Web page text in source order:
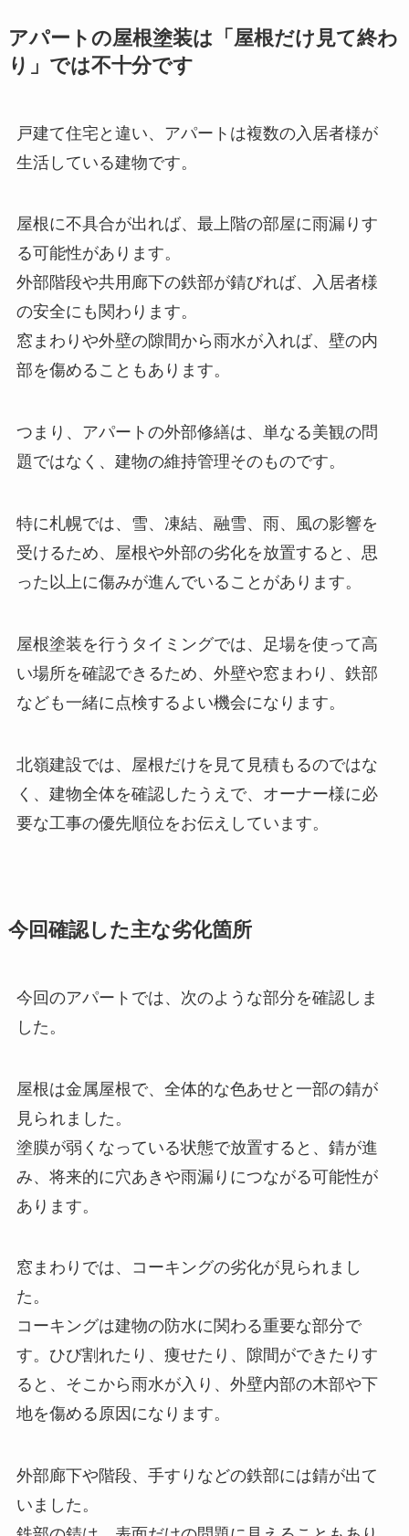
アパートの屋根塗装は「屋根だけ見て終わ
り」では不十分です
戸建て住宅と違い、アパートは複数の入居者様が
生活している建物です。
屋根に不具合が出れば、最上階の部屋に雨漏りす
る可能性があります。
外部階段や共用廊下の鉄部が錆びれば、入居者様
の安全にも関わります。
窓まわりや外壁の隙間から雨水が入れば、壁の内
部を傷めることもあります。
つまり、アパートの外部修繕は、単なる美観の問
題ではなく、建物の維持管理そのものです。
特に札幌では、雪、凍結、融雪、雨、風の影響を
受けるため、屋根や外部の劣化を放置すると、思
った以上に傷みが進んでいることがあります。
屋根塗装を行うタイミングでは、足場を使って高
い場所を確認できるため、外壁や窓まわり、鉄部
なども一緒に点検するよい機会になります。
北嶺建設では、屋根だけを見て見積もるのではな
く、建物全体を確認したうえで、オーナー様に必
要な工事の優先順位をお伝えしています。
今回確認した主な劣化箇所
今回のアパートでは、次のような部分を確認しま
した。
屋根は金属屋根で、全体的な色あせと一部の錆が
見られました。
塗膜が弱くなっている状態で放置すると、錆が進
み、将来的に穴あきや雨漏りにつながる可能性が
あります。
窓まわりでは、コーキングの劣化が見られまし
た。
コーキングは建物の防水に関わる重要な部分で
す。ひび割れたり、痩せたり、隙間ができたりす
ると、そこから雨水が入り、外壁内部の木部や下
地を傷める原因になります。
外部廊下や階段、手すりなどの鉄部には錆が出て
いました。